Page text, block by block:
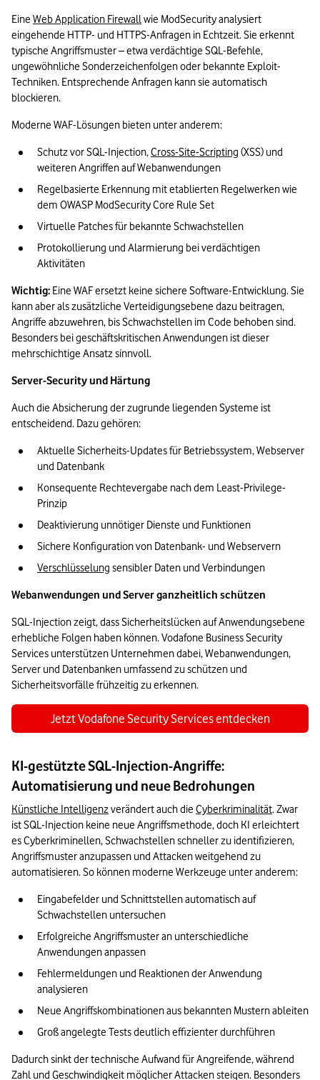
Eine Web Application Firewall wie ModSecurity analysiert
eingehende HTTP- und HTTPS-Anfragen in Echtzeit. Sie erkennt
typische Angriffsmuster – etwa verdächtige SQL-Befehle,
ungewöhnliche Sonderzeichenfolgen oder bekannte Exploit-
Techniken. Entsprechende Anfragen kann sie automatisch
blockieren.
Moderne WAF-Lösungen bieten unter anderem:
Schutz vor SQL-Injection, Cross-Site-Scripting (XSS) und
weiteren Angriffen auf Webanwendungen
Regelbasierte Erkennung mit etablierten Regelwerken wie
dem OWASP ModSecurity Core Rule Set
Virtuelle Patches für bekannte Schwachstellen
Protokollierung und Alarmierung bei verdächtigen
Aktivitäten
Wichtig: Eine WAF ersetzt keine sichere Software-Entwicklung. Sie
kann aber als zusätzliche Verteidigungsebene dazu beitragen,
Angriffe abzuwehren, bis Schwachstellen im Code behoben sind.
Besonders bei geschäftskritischen Anwendungen ist dieser
mehrschichtige Ansatz sinnvoll.
Server-Security und Härtung
Auch die Absicherung der zugrunde liegenden Systeme ist
entscheidend. Dazu gehören:
Aktuelle Sicherheits-Updates für Betriebssystem, Webserver
und Datenbank
Konsequente Rechtevergabe nach dem Least-Privilege-
Prinzip
Deaktivierung unnötiger Dienste und Funktionen
Sichere Konfiguration von Datenbank- und Webservern
Verschlüsselung sensibler Daten und Verbindungen
Webanwendungen und Server ganzheitlich schützen
SQL-Injection zeigt, dass Sicherheitslücken auf Anwendungsebene
erhebliche Folgen haben können. Vodafone Business Security
Services unterstützen Unternehmen dabei, Webanwendungen,
Server und Datenbanken umfassend zu schützen und
Sicherheitsvorfälle frühzeitig zu erkennen.
Jetzt Vodafone Security Services entdecken
KI-gestützte SQL-Injection-Angriffe:
Automatisierung und neue Bedrohungen
Künstliche Intelligenz verändert auch die Cyberkriminalität. Zwar
ist SQL-Injection keine neue Angriffsmethode, doch KI erleichtert
es Cyberkriminellen, Schwachstellen schneller zu identifizieren,
Angriffsmuster anzupassen und Attacken weitgehend zu
automatisieren. So können moderne Werkzeuge unter anderem:
Eingabefelder und Schnittstellen automatisch auf
Schwachstellen untersuchen
Erfolgreiche Angriffsmuster an unterschiedliche
Anwendungen anpassen
Fehlermeldungen und Reaktionen der Anwendung
analysieren
Neue Angriffskombinationen aus bekannten Mustern ableiten
Groß angelegte Tests deutlich effizienter durchführen
Dadurch sinkt der technische Aufwand für Angreifende, während
Zahl und Geschwindigkeit möglicher Attacken steigen. Besonders